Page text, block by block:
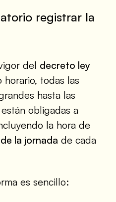
registrar la
del decreto ley
todas las
hasta las
obligadas a
la hora de
la jornada de cada
es sencillo: